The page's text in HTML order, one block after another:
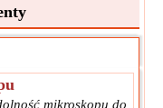
mikroskopu do